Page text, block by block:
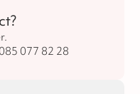
085 077 82 28